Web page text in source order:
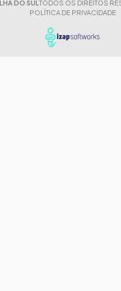
DO SUL TODOS OS DIREITOS
POLÍTICA DE PRIVACIDADE